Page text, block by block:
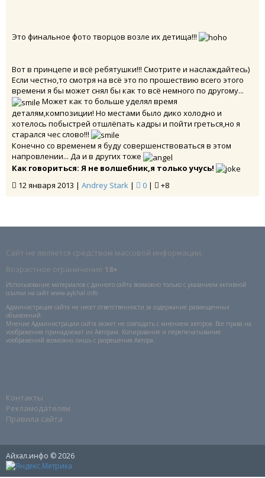
Это финальное фото творцов возле их детища!!!
Вот в принцепе и всё ребятушки!!! Смотрите и наслаждайтесь)
Если честно,то смотря на всё это по прошествию всего этого
времени я бы может снял бы как то всё немного по другому...
Может как то больше уделял время
деталям,композиции! Но местами было дико холодно и
хотелось побыстрей отшлёпать кадры и пойти греться,но я
старался чес слово!!!
Конечно со временем я буду совершенствоваться в этом
напровлении... Да и в других тоже
Как говориться: Я не волшебник,я только учусь!
12 января 2013 | Andrey Stark | 0 | +8
Сайт не является средством массовой информации.
Возрастное ограничение 18+
Использование материалов с данного сайта возможно только с указанием активной
ссылки на сайт www.aykhal.info
Администрация сайта не несет ответственности за содержание размещенных
объявлений.
Мнение Администрации сайта может не совпадать с мнением авторов. Все права на
изображения принадлежат их Авторам. Копирование и перепечатывание
изображений возможно лишь с разрешения Автора.
Контакты
Рекламодателям
Правила сайта
Айхал.инфо © 2026